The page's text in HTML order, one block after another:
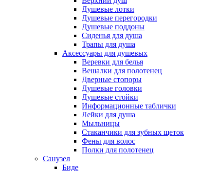
Душевые лотки
Душевые перегородки
Душевые поддоны
Сиденья для душа
Трапы для душа
Аксессуары для душевых
Веревки для белья
Вешалки для полотенец
Дверные стопоры
Душевые головки
Душевые стойки
Информационные таблички
Лейки для душа
Мыльницы
Стаканчики для зубных щеток
Фены для волос
Полки для полотенец
Санузел
Биде